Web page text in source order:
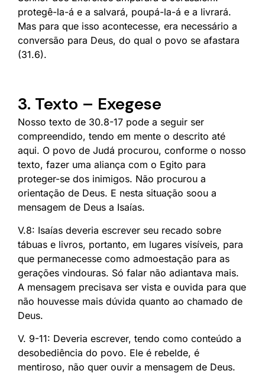
protegê-la-á e a salvará, poupá-la-á e a livrará.
Mas para que isso acontecesse, era necessário a
conversão para Deus, do qual o povo se afastara
(31.6).
3. Texto – Exegese
Nosso texto de 30.8-17 pode a seguir ser
compreendido, tendo em mente o descrito até
aqui. O povo de Judá procurou, conforme o nosso
texto, fazer uma aliança com o Egito para
proteger-se dos inimigos. Não procurou a
orientação de Deus. E nesta situação soou a
mensagem de Deus a Isaías.
V.8: Isaías deveria escrever seu recado sobre
tábuas e livros, portanto, em lugares visíveis, para
que permanecesse como admoestação para as
gerações vindouras. Só falar não adiantava mais.
A mensagem precisava ser vista e ouvida para que
não houvesse mais dúvida quanto ao chamado de
Deus.
V. 9-11: Deveria escrever, tendo como conteúdo a
desobediência do povo. Ele é rebelde, é
mentiroso, não quer ouvir a mensagem de Deus.